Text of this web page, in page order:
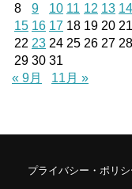
8
9 10 11 12 13 14
15 16 17 18 19 20 21
22 23 24 25 26 27 28
29 30 31
« 9月
11月 »
プライバシー・ポリシ